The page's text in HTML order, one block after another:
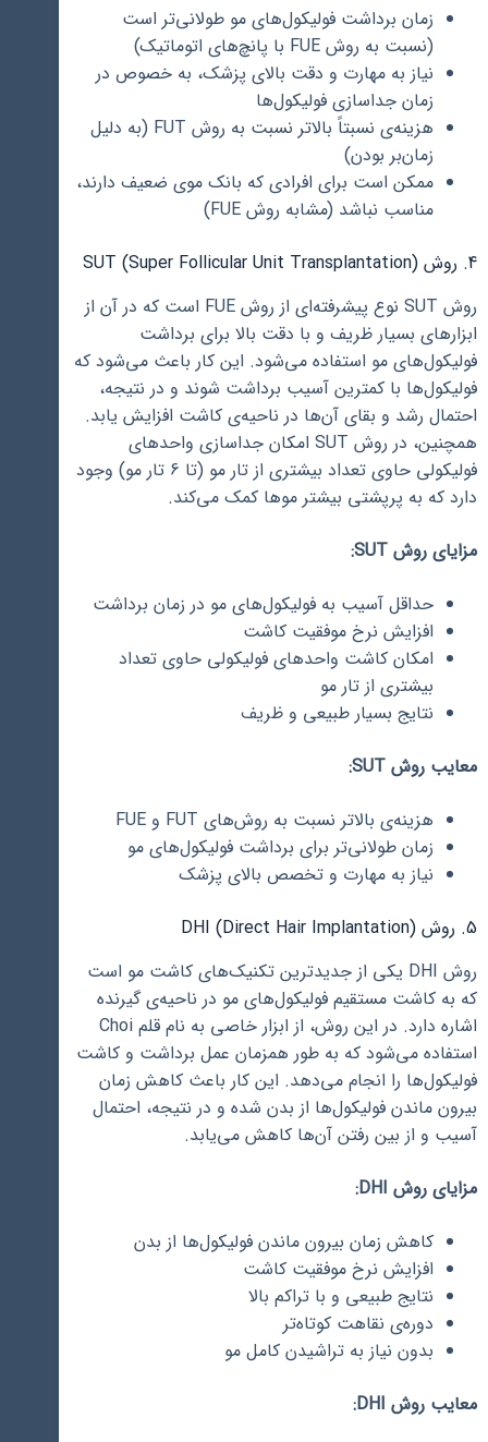
زمان برداشت فولیکول‌های مو طولانی‌تر است
(نسبت به روش FUE با پانچ‌های اتوماتیک)
نیاز به مهارت و دقت بالای پزشک، به خصوص در
زمان جداسازی فولیکول‌ها
هزینه‌ی نسبتاً بالاتر نسبت به روش FUT (به دلیل
زمان‌بر بودن)
ممکن است برای افرادی که بانک موی ضعیف دارند،
مناسب نباشد (مشابه روش FUE)
4. روش SUT (Super Follicular Unit Transplantation)
روش SUT نوع پیشرفته‌ای از روش FUE است که در آن از
ابزارهای بسیار ظریف و با دقت بالا برای برداشت
فولیکول‌های مو استفاده می‌شود. این کار باعث می‌شود که
فولیکول‌ها با کمترین آسیب برداشت شوند و در نتیجه،
احتمال رشد و بقای آن‌ها در ناحیه‌ی کاشت افزایش یابد.
همچنین، در روش SUT امکان جداسازی واحدهای
فولیکولی حاوی تعداد بیشتری از تار مو (تا 6 تار مو) وجود
دارد که به پرپشتی بیشتر موها کمک می‌کند.
مزایای روش SUT:
حداقل آسیب به فولیکول‌های مو در زمان برداشت
افزایش نرخ موفقیت کاشت
امکان کاشت واحدهای فولیکولی حاوی تعداد
بیشتری از تار مو
نتایج بسیار طبیعی و ظریف
معایب روش SUT:
هزینه‌ی بالاتر نسبت به روش‌های FUT و FUE
زمان طولانی‌تر برای برداشت فولیکول‌های مو
نیاز به مهارت و تخصص بالای پزشک
5. روش DHI (Direct Hair Implantation)
روش DHI یکی از جدیدترین تکنیک‌های کاشت مو است
که به کاشت مستقیم فولیکول‌های مو در ناحیه‌ی گیرنده
اشاره دارد. در این روش، از ابزار خاصی به نام قلم Choi
استفاده می‌شود که به طور همزمان عمل برداشت و کاشت
فولیکول‌ها را انجام می‌دهد. این کار باعث کاهش زمان
بیرون ماندن فولیکول‌ها از بدن شده و در نتیجه، احتمال
آسیب و از بین رفتن آن‌ها کاهش می‌یابد.
مزایای روش DHI:
کاهش زمان بیرون ماندن فولیکول‌ها از بدن
افزایش نرخ موفقیت کاشت
نتایج طبیعی و با تراکم بالا
دوره‌ی نقاهت کوتاه‌تر
بدون نیاز به تراشیدن کامل مو
معایب روش DHI: